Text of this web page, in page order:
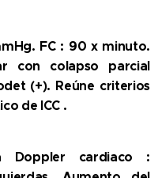
FC : 90 x minuto.
con colapso parcial
(+). Reúne criterios
de ICC .
Doppler cardiaco :